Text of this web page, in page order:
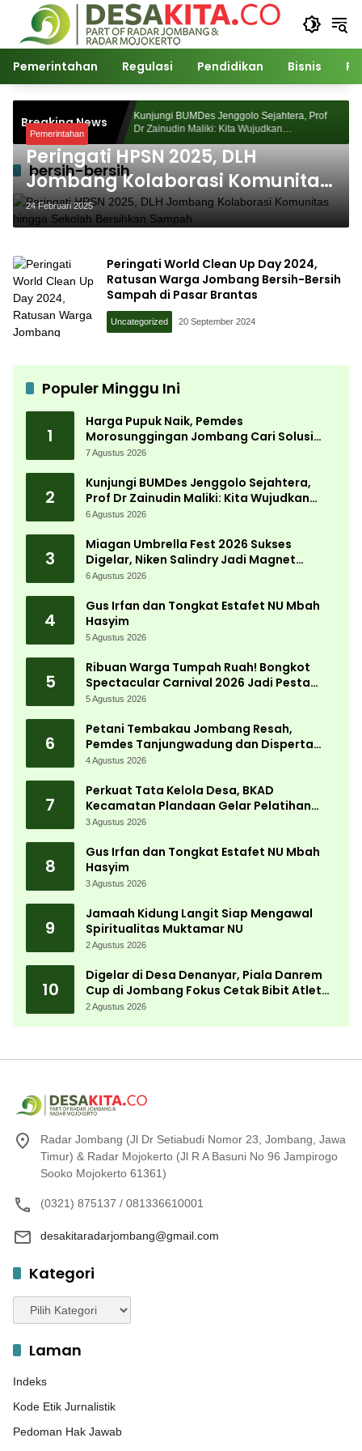
Langsung
konten
Pemerintahan Regulasi Pendidikan Bisnis
Breaking News
Akademik
Kunjungi BUMDes Jenggolo Sejahtera, Prof
Dr Zainudin Maliki: Kita Wujudkan
Kemandirian Ekonomi dengan Potensi Desa
bersih-bersih
Pemerintahan
Peringati HPSN 2025, DLH
Jombang Kolaborasi Komunitas
hingga Sekolah Bersihkan
Sampah
24 Februari 2025
Peringati World Clean Up Day 2024,
Ratusan Warga Jombang Bersih-Bersih
Sampah di Pasar Brantas
Uncategorized 20 September 2024
Populer Minggu Ini
1
Harga Pupuk Naik, Pemdes
Morosunggingan Jombang Cari Solusi
Lewat Kajian Akademik
7 Agustus 2026
2
Kunjungi BUMDes Jenggolo Sejahtera,
Prof Dr Zainudin Maliki: Kita Wujudkan
Kemandirian Ekonomi dengan Potensi
6 Agustus 2026
3
Miagan Umbrella Fest 2026 Sukses
Digelar, Niken Salindry Jadi Magnet
Ribuan Pengunjung
6 Agustus 2026
4
Gus Irfan dan Tongkat Estafet NU Mbah
Hasyim
5 Agustus 2026
5
Ribuan Warga Tumpah Ruah! Bongkot
Spectacular Carnival 2026 Jadi Pesta
Kemerdekaan Terbesar di Peterongan
5 Agustus 2026
6
Petani Tembakau Jombang Resah,
Pemdes Tanjungwadung dan Disperta
Bergerak Cepat
4 Agustus 2026
7
Perkuat Tata Kelola Desa, BKAD
Kecamatan Plandaan Gelar Pelatihan
Aparatur Pemdes
3 Agustus 2026
8
Gus Irfan dan Tongkat Estafet NU Mbah
Hasyim
3 Agustus 2026
9
Jamaah Kidung Langit Siap Mengawal
Spiritualitas Muktamar NU
2 Agustus 2026
10
Digelar di Desa Denanyar, Piala Danrem
Cup di Jombang Fokus Cetak Bibit Atlet
Menembak Berprestasi
2 Agustus 2026
Radar Jombang (Jl Dr Setiabudi Nomor 23, Jombang, Jawa
Timur) & Radar Mojokerto (Jl R A Basuni No 96 Jampirogo
Sooko Mojokerto 61361)
(0321) 875137 / 081336610001
desakitaradarjombang@gmail.com
Kategori
Kategori
Laman
Indeks
Kode Etik Jurnalistik
Pedoman Hak Jawab